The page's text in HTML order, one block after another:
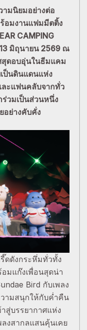
ามนิยมอย่างต่อ
อมงานแฟมมีตติ้ง
CAMPING
13 มิถุนายน 2569 ณ
สุดอบอุ่นในธีมแคม
ป็นดินแดนแห่ง
ะแฟนคลับจากทั่ว
ร่วมเป็นส่วนหนึ่ง
อย่างคับคั่ง
ดดังกระหึ่มทั่วทั้ง
อมแก๊งเพื่อนสุดน่า
Bird กับเพลง
วามสนุกให้กับค่ำคืน
สู่บรรยากาศแห่ง
งสากลแสนคุ้นเคย